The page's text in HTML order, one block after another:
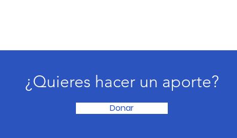
¿Quieres hacer un aporte?
Donar